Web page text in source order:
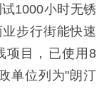
1000小时无锈
步行街能快速
项目，已使用8
单位列为"朗汀